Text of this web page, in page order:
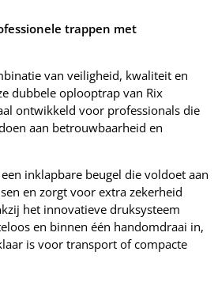
trappen met
van veiligheid, kwaliteit en
dubbele oplooptrap van Rix
ontwikkeld voor professionals die
aan betrouwbaarheid en
inklapbare beugel die voldoet aan
en zorgt voor extra zekerheid
het innovatieve druksysteem
en binnen één handomdraai in,
is voor transport of compacte